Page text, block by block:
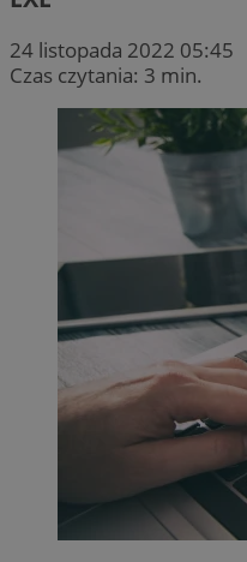
24 listopada 2022 05:45
Czas czytania: 3 min.